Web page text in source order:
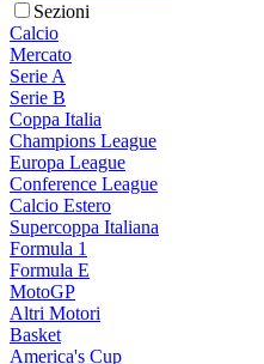
Sezioni
Calcio
Mercato
Serie A
Serie B
Coppa Italia
Champions League
Europa League
Conference League
Calcio Estero
Supercoppa Italiana
Formula 1
Formula E
MotoGP
Altri Motori
Basket
America's Cup